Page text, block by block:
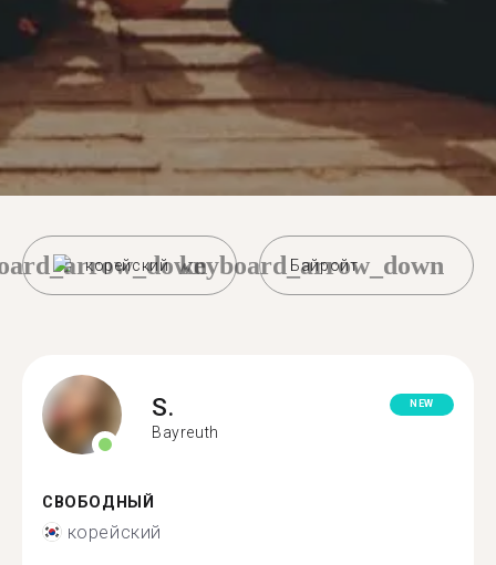
корейский Байройт
keyboard_arrow_down
S.
Bayreuth
NEW
СВОБОДНЫЙ
корейский